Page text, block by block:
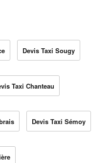
Devis Taxi Sougy
Taxi Chanteau
Devis Taxi Sémoy